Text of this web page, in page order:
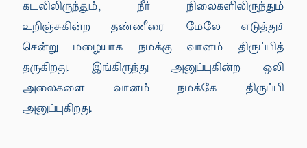
கடலிலிருந்தும், நீர் நிலைகளிலிருந்தும்
உறிஞ்சுகின்ற தண்ணீரை மேலே எடுத்துச்
சென்று மழையாக நமக்கு வானம் திருப்பித்
தருகிறது. இங்கிருந்து அனுப்புகின்ற ஒலி
அலைகளை வானம் நமக்கே திருப்பி
அனுப்புகிறது.